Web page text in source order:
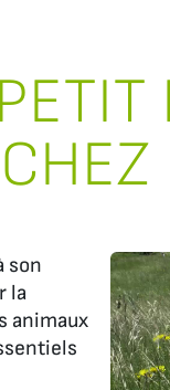
son
la
animaux